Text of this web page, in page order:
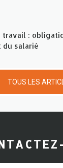
travail :
salarié
TOUS LES